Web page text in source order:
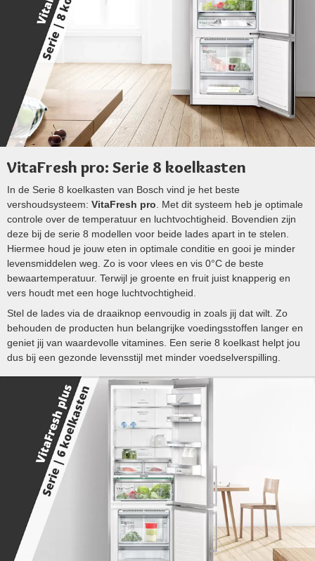
VitaFresh pro: Serie 8 koelkasten
In de Serie 8 koelkasten van Bosch vind je het beste
vershoudsysteem: VitaFresh pro . Met dit systeem heb je optimale
controle over de temperatuur en luchtvochtigheid. Bovendien zijn
deze bij de serie 8 modellen voor beide lades apart in te stelen.
Hiermee houd je jouw eten in optimale conditie en gooi je minder
levensmiddelen weg. Zo is voor vlees en vis 0°C de beste
bewaartemperatuur. Terwijl je groente en fruit juist knapperig en
vers houdt met een hoge luchtvochtigheid.
Stel de lades via de draaiknop eenvoudig in zoals jij dat wilt. Zo
behouden de producten hun belangrijke voedingsstoffen langer en
geniet jij van waardevolle vitamines. Een serie 8 koelkast helpt jou
dus bij een gezonde levensstijl met minder voedselverspilling.